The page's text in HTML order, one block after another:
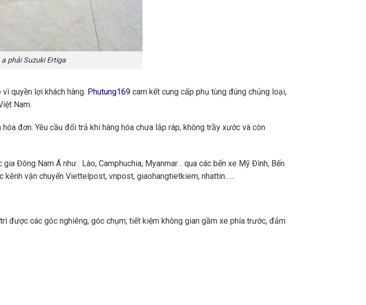
a phải Suzuki Ertiga
quyền lợi khách hàng. Phutung169 cam kết cung cấp phụ tùng đúng chủng loại,
Nam.
đơn. Yêu cầu đổi trả khi hàng hóa chưa lắp ráp, không trầy xước và còn
Đông Nam Á như : Lào, Camphuchia, Myanmar… qua các bến xe Mỹ Đình, Bến
kênh vận chuyển Viettelpost, vnpost, giaohangtietkiem, nhattin..….
được các góc nghiêng, góc chụm, tiết kiệm không gian gầm xe phía trước, đảm